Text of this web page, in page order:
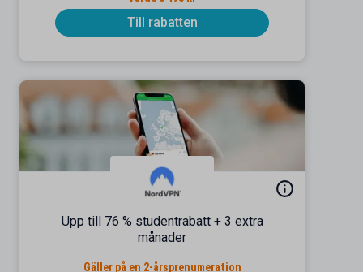
Till rabatten
Upp till 76 % studentrabatt + 3 extra
månader
Gäller på en 2-årsprenumeration